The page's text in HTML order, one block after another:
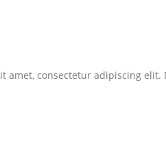
amet, consectetur adipiscing